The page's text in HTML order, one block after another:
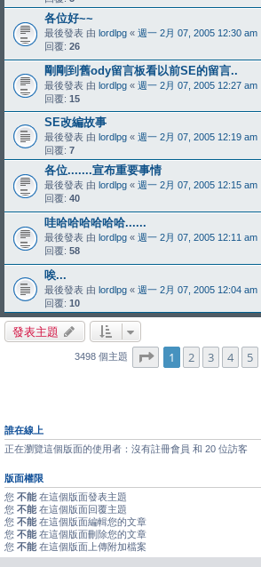
各位好~~
最後發表 由 lordlpg « 週一 2月 07, 2005 12:30 am
回覆: 26
剛剛到舊ody留言板看以前SE的留言..
最後發表 由 lordlpg « 週一 2月 07, 2005 12:27 am
回覆: 15
SE改編故事
最後發表 由 lordlpg « 週一 2月 07, 2005 12:19 am
回覆: 7
各位.......宣布重要事情
最後發表 由 lordlpg « 週一 2月 07, 2005 12:15 am
回覆: 40
哇哈哈哈哈哈哈......
最後發表 由 lordlpg « 週一 2月 07, 2005 12:11 am
回覆: 58
唉...
最後發表 由 lordlpg « 週一 2月 07, 2005 12:04 am
回覆: 10
發表主題
3498 個主題 1 頁 (共140頁)
1 2 3 4 5
誰在線上
正在瀏覽這個版面的使用者：沒有註冊會員 和 20 位訪客
版面權限
您 不能 在這個版面發表主題
您 不能 在這個版面回覆主題
您 不能 在這個版面編輯您的文章
您 不能 在這個版面刪除您的文章
您 不能 在這個版面上傳附加檔案